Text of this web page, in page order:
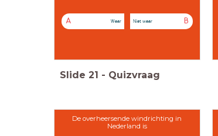
A Waar B
Niet waar
Slide 21 - Quizvraag
De overheersende windrichting in
Nederland is